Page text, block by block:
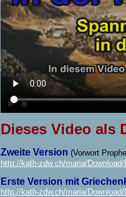
Dieses Video als
Zweite Version (Vorwort
http://kath-zdw.ch/maria/
Erste Version mit
http://kath-zdw.ch/maria/